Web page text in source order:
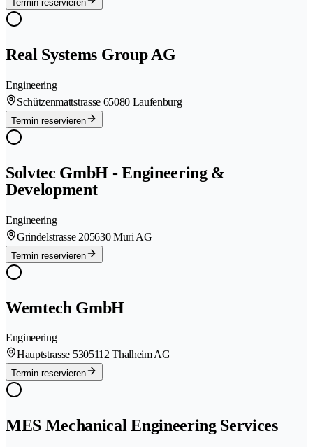
Termin reservieren
Real Systems Group AG
Engineering
Schützenmattstrasse 65080 Laufenburg
Termin reservieren
Solvtec GmbH - Engineering &
Development
Engineering
Grindelstrasse 205630 Muri AG
Termin reservieren
Wemtech GmbH
Engineering
Hauptstrasse 5305112 Thalheim AG
Termin reservieren
MES Mechanical Engineering Services